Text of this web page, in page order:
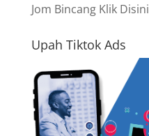
Jom Bincang Klik Disini
Upah Tiktok Ads